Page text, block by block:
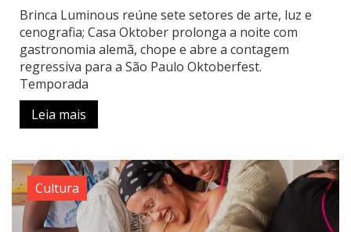
Brinca Luminous reúne sete setores de arte, luz e
cenografia; Casa Oktober prolonga a noite com
gastronomia alemã, chope e abre a contagem
regressiva para a São Paulo Oktoberfest.
Temporada
Leia mais
Cultura